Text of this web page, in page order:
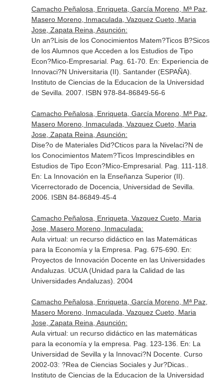
Camacho Peñalosa, Enriqueta, García Moreno, Mª Paz,
Masero Moreno, Inmaculada, Vazquez Cueto, Maria
Jose, Zapata Reina, Asunción:
Un an?Lisis de los Conocimientos Matem?Ticos B?Sicos
de los Alumnos que Acceden a los Estudios de Tipo
Econ?Mico-Empresarial. Pag. 61-70. En: Experiencia de
Innovaci?N Universitaria (II) . Santander (ESPAÑA).
Instituto de Ciencias de la Educacion de la Universidad
de Sevilla. 2007. ISBN 978-84-86849-56-6
Camacho Peñalosa, Enriqueta, García Moreno, Mª Paz,
Masero Moreno, Inmaculada, Vazquez Cueto, Maria
Jose, Zapata Reina, Asunción:
Dise?o de Materiales Did?Cticos para la Nivelaci?N de
los Conocimientos Matem?Ticos Imprescindibles en
Estudios de Tipo Econ?Mico-Empresarial. Pag. 111-118.
En: La Innovación en la Enseñanza Superior (II)
Vicerrectorado de Docencia, Universidad de Sevilla.
2006. ISBN 84-86849-45-4
Camacho Peñalosa, Enriqueta, Vazquez Cueto, Maria
Jose, Masero Moreno, Inmaculada:
Aula virtual: un recurso didáctico en las Matemáticas
para la Economía y la Empresa. Pag. 675-690. En:
Proyectos de Innovación Docente en las Universidades
Andaluzas. UCUA (Unidad para la Calidad de las
Universidades Andaluzas). 2004
Camacho Peñalosa, Enriqueta, García Moreno, Mª Paz,
Masero Moreno, Inmaculada, Vazquez Cueto, Maria
Jose, Zapata Reina, Asunción:
Aula virtual: un recurso didáctico en las matemáticas
para la economía y la empresa. Pag. 123-136. En: La
Universidad de Sevilla y la Innovaci?N Docente. Curso
2002-03: ?Rea de Ciencias Sociales y Jur?Dicas.
Instituto de Ciencias de la Educacion de la Universidad